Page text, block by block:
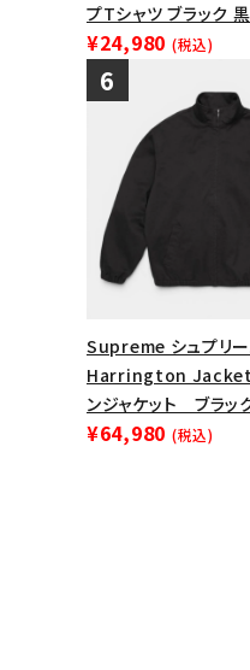
プTシャツ ブラック 黒
¥24,980 (税込)
Supreme シュプリ
Harrington Jacket
ンジャケット ブラッ
¥64,980 (税込)